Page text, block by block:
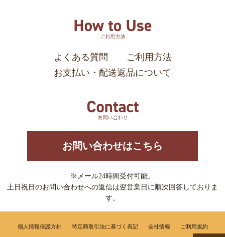
よくある質問
ご利用方法
お支払い・配送返品について
お問い合わせはこちら
※メール24時間受付可能。
土日祝日のお問い合わせへの返信は翌営業日に順次回答しておりま
す。
個人情報保護方針 特定商取引法に基づく表記 会社情報 ご利用規約